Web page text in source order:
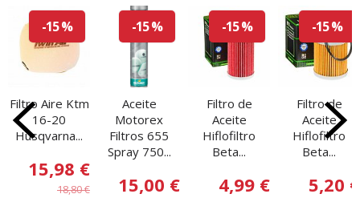
-15 %
Filtro Aire Ktm
16-20
Husqvarna...
15,98 €
18,80 €
-15 %
Aceite
Motorex
Filtros 655
Spray 750...
15,00 €
-15 %
Filtro de
Aceite
Hiflofiltro
Beta...
4,99 €
-15 %
Filtro de
Aceite
Hiflofiltro
Beta...
5,20 €